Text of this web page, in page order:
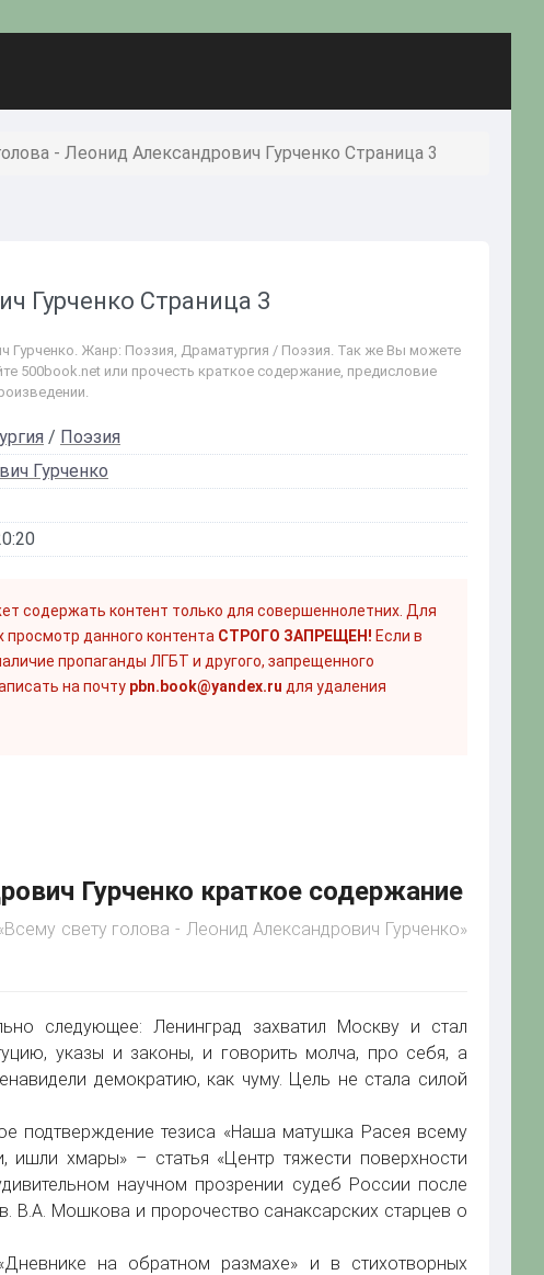
- Леонид Александрович Гурченко Страница 3
Гурченко Страница 3
Гурченко. Жанр: Поэзия, Драматургия / Поэзия. Так же Вы можете
500book.net или прочесть краткое содержание, предисловие
/ Поэзия
Гурченко
содержать контент только для совершеннолетних. Для
данного контента СТРОГО ЗАПРЕЩЕН! Если в
пропаганды ЛГБТ и другого, запрещенного
на почту pbn.book@yandex.ru для удаления
Гурченко краткое содержание
свету голова - Леонид Александрович Гурченко»
следующее: Ленинград захватил Москву и стал
указы и законы, и говорить молча, про себя, а
демократию, как чуму. Цель не стала силой
подтверждение тезиса «Наша матушка Расея всему
ишли хмары» – статья «Центр тяжести поверхности
научном прозрении судеб России после
В.А. Мошкова и пророчество санаксарских старцев о
на обратном размахе» и в стихотворных